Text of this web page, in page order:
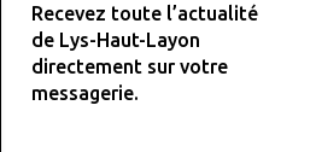
Recevez toute l’actualité
de Lys-Haut-Layon
directement sur votre
messagerie.